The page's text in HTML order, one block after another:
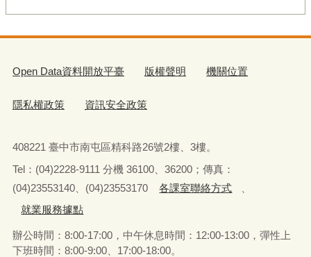
Open Data資料開放平臺 版權聲明 機關位置
隱私權政策 資訊安全政策
408221 臺中市南屯區精科路26號2樓、3樓。
Tel： (04)2228-9111 分機 36100、36200；傳真：
(04)23553140、(04)23553170
各課室聯絡方式
就業服務據點
辦公時間：8:00-17:00，中午休息時間：12:00-13:00， 彈性上
下班時間：8:00-9:00、17:00-18:00。